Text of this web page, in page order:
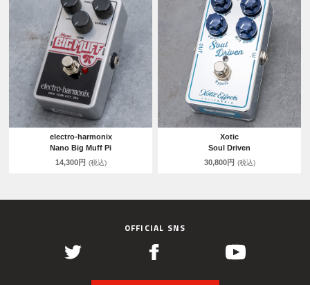
electro-harmonix
Nano Big Muff Pi
14,300円 (税込)
Xotic
Soul Driven
30,800円 (税込)
OFFICIAL SNS